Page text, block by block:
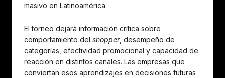
masivo en Latinoamérica.
El torneo dejará información crítica sobre
comportamiento del shopper, desempeño de
categorías, efectividad promocional y capacidad de
reacción en distintos canales. Las empresas que
conviertan esos aprendizajes en decisiones futuras